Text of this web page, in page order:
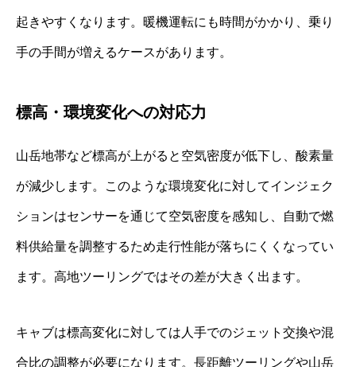
起きやすくなります。暖機運転にも時間がかかり、乗り
手の手間が増えるケースがあります。
標高・環境変化への対応力
山岳地帯など標高が上がると空気密度が低下し、酸素量
が減少します。このような環境変化に対してインジェク
ションはセンサーを通じて空気密度を感知し、自動で燃
料供給量を調整するため走行性能が落ちにくくなってい
ます。高地ツーリングではその差が大きく出ます。
キャブは標高変化に対しては人手でのジェット交換や混
合比の調整が必要になります。長距離ツーリングや山岳